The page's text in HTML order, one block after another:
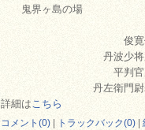
鬼界ヶ島の場
俊寛僧都
丹波少将成経
平判官康頼
丹左衛門尉基康
詳細はこちら
コメント(0) トラックバック(0)